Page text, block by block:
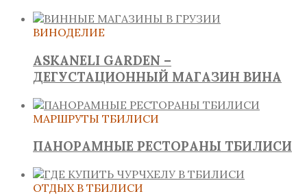
ВИНОДЕЛИЕ
ASKANELI GARDEN –
ДЕГУСТАЦИОННЫЙ МАГАЗИН ВИНА
МАРШРУТЫ ТБИЛИСИ
ПАНОРАМНЫЕ РЕСТОРАНЫ ТБИЛИСИ
ОТДЫХ В ТБИЛИСИ